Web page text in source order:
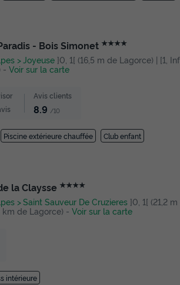
- Bois Simonet ★★★★
Joyeuse ]0, 1[ (16,5 m de Lagorce) | [1,
- Voir sur la carte
Avis clients
8.9 /10
Piscine extérieure chauffée Club enfant
la Claysse ★★★★
Saint Sauveur De Cruzieres ]0, 1[ (21,2
km de Lagorce) - Voir sur la carte
intérieure